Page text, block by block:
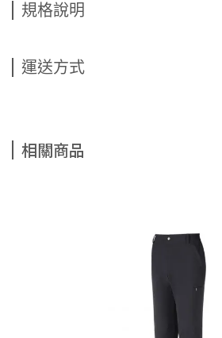
規格說明
運送方式
相關商品